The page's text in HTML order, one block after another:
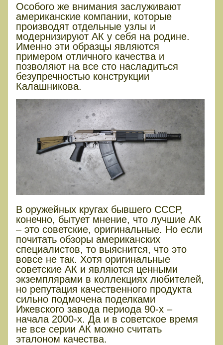
Особого же внимания заслуживают
американские компании, которые
производят отдельные узлы и
модернизируют АК у себя на родине.
Именно эти образцы являются
примером отличного качества и
позволяют на все сто насладиться
безупречностью конструкции
Калашникова.
В оружейных кругах бывшего СССР,
конечно, бытует мнение, что лучшие АК
– это советские, оригинальные. Но если
почитать обзоры американских
специалистов, то выяснится, что это
вовсе не так. Хотя оригинальные
советские АК и являются ценными
экземплярами в коллекциях любителей,
но репутация качественного продукта
сильно подмочена поделками
Ижевского завода периода 90-х –
начала 2000-х. Да и в советское время
не все серии АК можно считать
эталоном качества.